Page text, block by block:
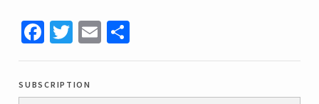
Facebook
Twitter
Email
subscription